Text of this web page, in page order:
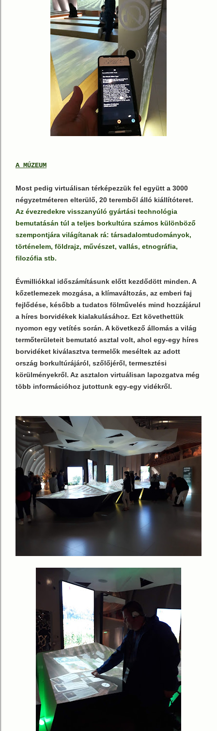
A MÚZEUM
Most pedig virtuálisan térképezzük fel együtt a 3000
négyzetméteren elterülő, 20 teremből álló kiállítóteret.
Az évezredekre visszanyúló gyártási technológia
bemutatásán túl a teljes borkultúra számos különböző
szempontjára világítanak rá: társadalomtudományok,
történelem, földrajz, művészet, vallás, etnográfia,
filozófia stb.
Évmilliókkal időszámításunk előtt kezdődött minden. A
kőzetlemezek mozgása, a klímaváltozás, az emberi faj
fejlődése, később a tudatos fölművelés mind hozzájárul
a híres borvidékek kialakulásához. Ezt követhettük
nyomon egy vetítés során. A következő állomás a világ
termőterületeit bemutató asztal volt, ahol egy-egy híres
borvidéket kiválasztva termelők meséltek az adott
ország borkultúrájáról, szőlőjéről, termesztési
körülményekről. Az asztalon virtuálisan lapozgatva még
több információhoz jutottunk egy-egy vidékről.